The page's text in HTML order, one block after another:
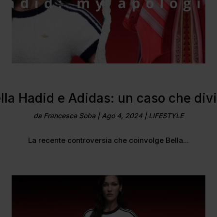
Hadid e Adidas: un caso che
da Francesca Soba | Ago 4, 2024| LIFESTYLE
La recente controversia che coinvolge Bella...